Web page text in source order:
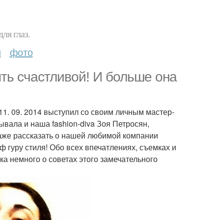
глаз.
фото
счастливой! И больше она
09. 2014 выступил со своим личным мастер-
и наша fashion-diva Зоя Петросян,
рассказать о нашей любимой компании
гуру стиля! Обо всех впечатлениях, съемках и
о советах этого замечательного